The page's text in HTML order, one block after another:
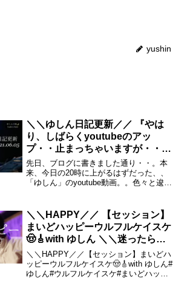
yushin
＼＼ゆしん日記更新／／ 『やは
り、しばらくyoutubeのアッ
プ・・止まっちゃいますが・・(*
ノωノ)💦』
先日、ブログに書きました通り・・。本
来、今日の20時に上がるはずだった、、
「ゆしん」のyoutube動画。。色々と逡巡
m(__)m上げられる動画の素材は、実は10
曲以上撮れ...
＼＼HAPPY／／ 【セッション】
まいどハッピーウルフルケイスケ
🤠🎸with ゆしん ＼＼迷ったらや
る／／
＼＼HAPPY／／【セッション】まいどハ
ッピーウルフルケイスケ🤠🎸with ゆしん#
ゆしん#ウルフルケイスケ#まいどハッピ